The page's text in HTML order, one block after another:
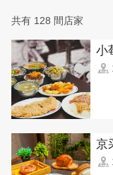
共有 128 間店家
小
京